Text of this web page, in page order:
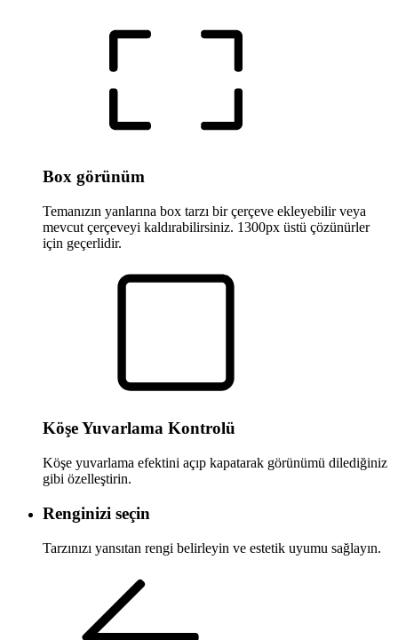
Box görünüm
Temanızın yanlarına box tarzı bir çerçeve ekleyebilir veya
mevcut çerçeveyi kaldırabilirsiniz. 1300px üstü çözünürler
için geçerlidir.
Köşe Yuvarlama Kontrolü
Köşe yuvarlama efektini açıp kapatarak görünümü dilediğiniz
gibi özelleştirin.
Renginizi seçin
Tarzınızı yansıtan rengi belirleyin ve estetik uyumu sağlayın.